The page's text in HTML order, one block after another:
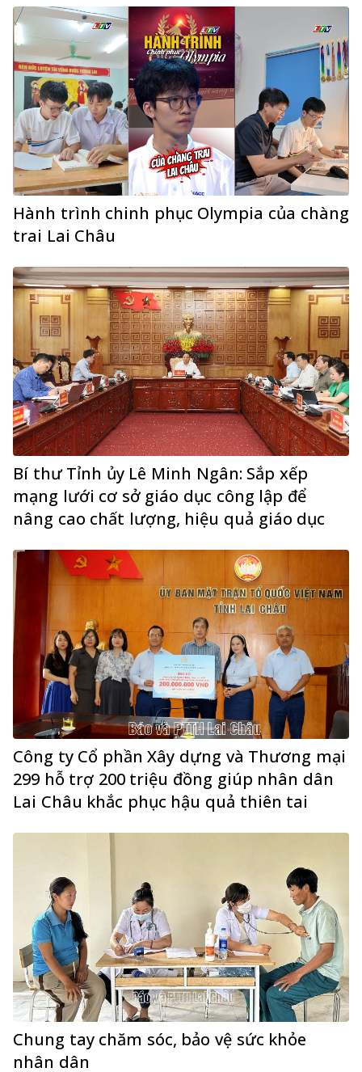
Hành trình chinh phục Olympia của chàng
trai Lai Châu
Bí thư Tỉnh ủy Lê Minh Ngân: Sắp xếp
mạng lưới cơ sở giáo dục công lập để
nâng cao chất lượng, hiệu quả giáo dục
Công ty Cổ phần Xây dựng và Thương mại
299 hỗ trợ 200 triệu đồng giúp nhân dân
Lai Châu khắc phục hậu quả thiên tai
Chung tay chăm sóc, bảo vệ sức khỏe
nhân dân